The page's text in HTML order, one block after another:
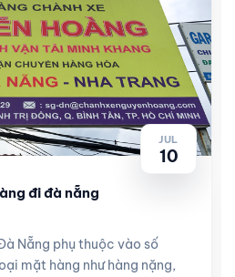
JUL
10
đi đà nẵng
Nẵng phụ thuộc vào số
mặt hàng như hàng nặng,